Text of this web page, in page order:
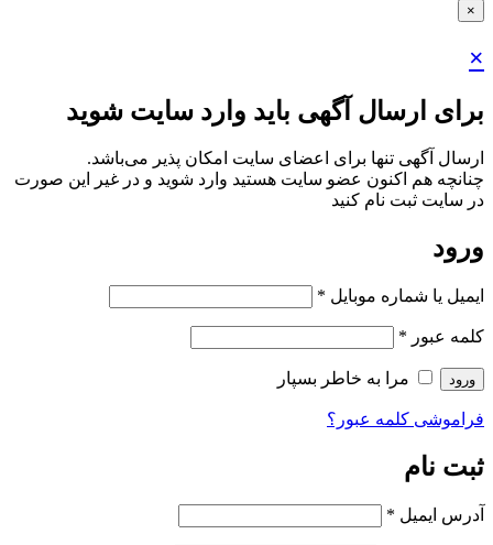
×
×
برای ارسال آگهی باید وارد سایت شوید
ارسال آگهی تنها برای اعضای سایت امکان پذیر می‌باشد.
چنانچه هم‌ اکنون عضو سایت هستید وارد شوید و در غیر این صورت
در سایت ثبت نام کنید
ورود
ایمیل یا شماره موبایل *
کلمه عبور *
ورود مرا به خاطر بسپار
فراموشی کلمه عبور؟
ثبت نام
آدرس ایمیل *